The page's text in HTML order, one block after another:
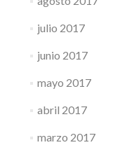
julio 2017
junio 2017
mayo 2017
abril 2017
marzo 2017